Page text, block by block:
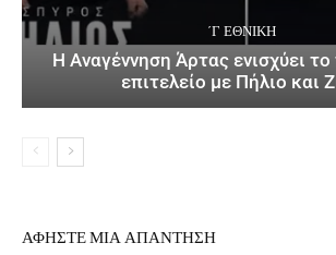
΄Γ ΕΘΝΙΚΉ
Η Αναγέννηση Άρτας ενισχύει το
επιτελείο με Πήλιο και
ΑΦΗΣΤΕ ΜΙΑ ΑΠΑΝΤΗΣΗ